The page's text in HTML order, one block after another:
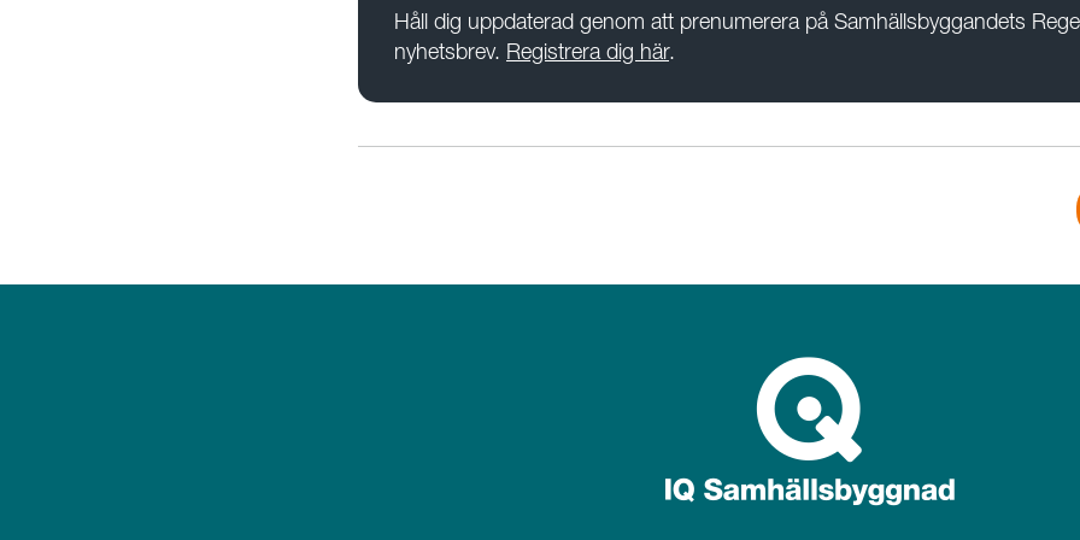
Håll dig uppdaterad genom att prenumerera på Samhällsbyggandets
nyhetsbrev. Registrera dig här.